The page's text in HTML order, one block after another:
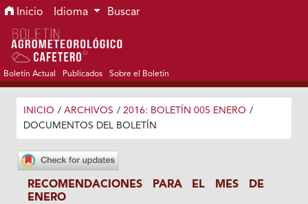
Ir al menú de navegación principal
Ir al contenido principal
Ir al pie de página del sitio
Inicio Idioma Buscar
Boletín Actual Publicados Sobre el Boletín
INICIO / ARCHIVOS / 2016: BOLETÍN 005 ENERO /
DOCUMENTOS DEL BOLETÍN
RECOMENDACIONES PARA EL MES DE
ENERO